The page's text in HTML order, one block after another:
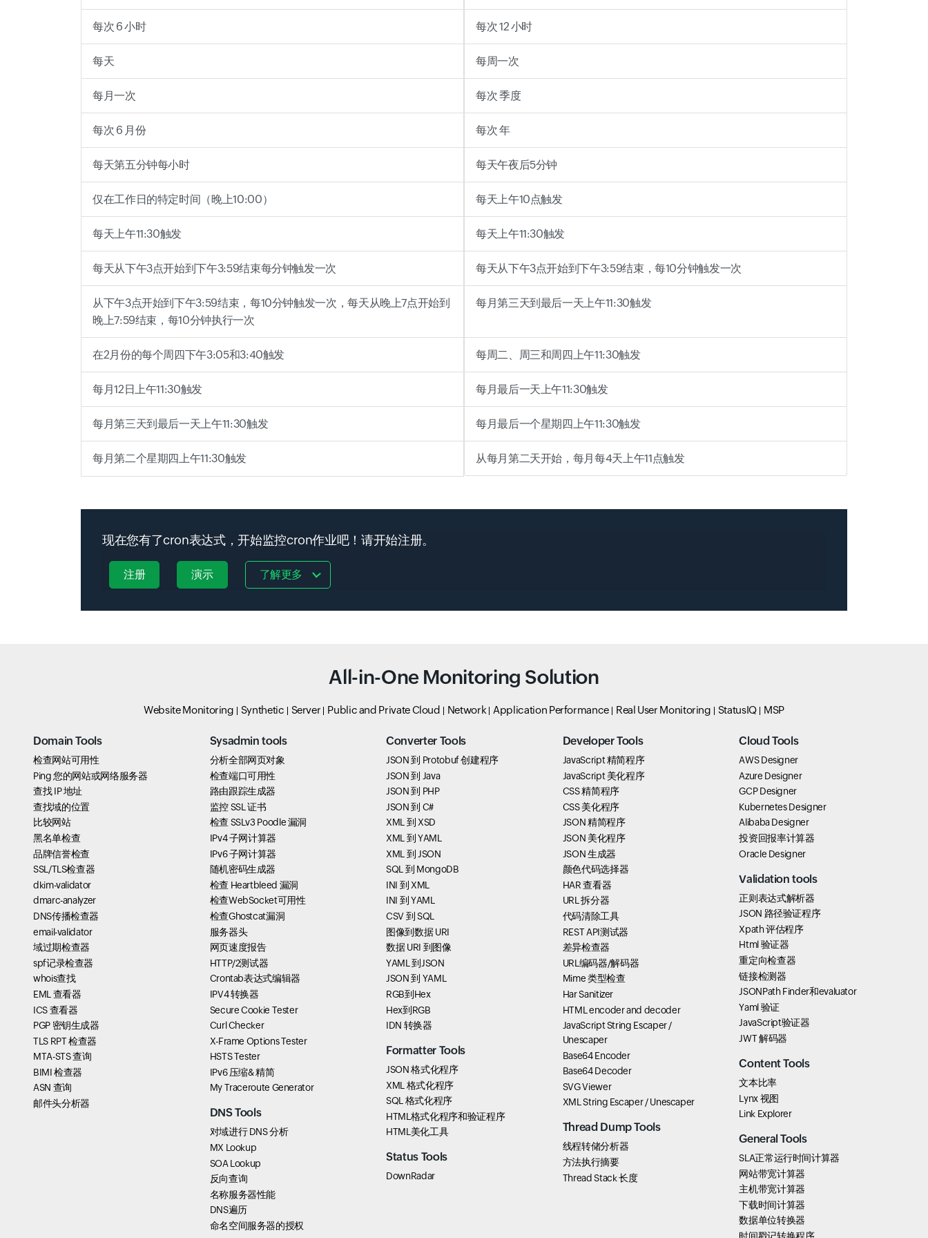
每次 6 小时 每次 12 小时
每天 每周一次
每月一次 每次 季度
每次 6 月份 每次 年
每天第五分钟每小时 每天午夜后5分钟
仅在工作日的特定时间（晚上10:00） 每天上午10点触发
每天上午11:30触发 每天上午11:30触发
每天从下午3点开始到下午3:59结束每分钟触发一次 每天从下午3点开始到下午3:59结束，每10分钟触发一次
从下午3点开始到下午3:59结束，每10分钟触发一次，每天从晚上7点开始到
晚上7:59结束，每10分钟执行一次
每月第三天到最后一天上午11:30触发
在2月份的每个周四下午3:05和3:40触发 每周二、周三和周四上午11:30触发
每月12日上午11:30触发 每月最后一天上午11:30触发
每月第三天到最后一天上午11:30触发 每月最后一个星期四上午11:30触发
每月第二个星期四上午11:30触发 从每月第二天开始，每月每4天上午11点触发
现在您有了cron表达式，开始监控cron作业吧！请开始注册。
注册 演示 了解更多
All-in-One Monitoring Solution
Website Monitoring Synthetic Server Public and Private Cloud Network Application Performance Real User Monitoring StatusIQ MSP
Domain Tools
检查网站可用性
Ping 您的网站或网络服务器
查找 IP 地址
查找域的位置
比较网站
黑名单检查
品牌信誉检查
SSL/TLS检查器
dkim-validator
dmarc-analyzer
DNS传播检查器
email-validator
域过期检查器
spf记录检查器
whois查找
EML 查看器
ICS 查看器
PGP 密钥生成器
TLS RPT 检查器
MTA-STS 查询
BIMI 检查器
ASN 查询
邮件头分析器
Sysadmin tools
分析全部网页对象
检查端口可用性
路由跟踪生成器
监控 SSL 证书
检查 SSLv3 Poodle 漏洞
IPv4 子网计算器
IPv6 子网计算器
随机密码生成器
检查 Heartbleed 漏洞
检查WebSocket可用性
检查Ghostcat漏洞
服务器头
网页速度报告
HTTP/2测试器
Crontab表达式编辑器
IPV4 转换器
Secure Cookie Tester
Curl Checker
X-Frame Options Tester
HSTS Tester
IPv6 压缩& 精简
My Traceroute Generator
DNS Tools
对域进行 DNS 分析
MX Lookup
SOA Lookup
反向查询
名称服务器性能
DNS遍历
命名空间服务器的授权
Converter Tools
JSON 到 Protobuf 创建程序
JSON 到 Java
JSON 到 PHP
JSON 到 C#
XML 到 XSD
XML 到 YAML
XML 到 JSON
SQL 到 MongoDB
INI 到 XML
INI 到 YAML
CSV 到 SQL
图像到数据 URI
数据 URI 到图像
YAML 到JSON
JSON 到 YAML
RGB到Hex
Hex到RGB
IDN 转换器
Formatter Tools
JSON 格式化程序
XML 格式化程序
SQL 格式化程序
HTML格式化程序和验证程序
HTML美化工具
Status Tools
DownRadar
Developer Tools
JavaScript 精简程序
JavaScript 美化程序
CSS 精简程序
CSS 美化程序
JSON 精简程序
JSON 美化程序
JSON 生成器
颜色代码选择器
HAR 查看器
URL 拆分器
代码清除工具
REST API测试器
差异检查器
URL编码器/解码器
Mime 类型检查
Har Sanitizer
HTML encoder and decoder
JavaScript String Escaper /
Unescaper
Base64 Encoder
Base64 Decoder
SVG Viewer
XML String Escaper / Unescaper
Thread Dump Tools
线程转储分析器
方法执行摘要
Thread Stack 长度
Cloud Tools
AWS Designer
Azure Designer
GCP Designer
Kubernetes Designer
Alibaba Designer
投资回报率计算器
Oracle Designer
Validation tools
正则表达式解析器
JSON 路径验证程序
Xpath 评估程序
Html 验证器
重定向检查器
链接检测器
JSONPath Finder和evaluator
Yaml 验证
JavaScript验证器
JWT 解码器
Content Tools
文本比率
Lynx 视图
Link Explorer
General Tools
SLA正常运行时间计算器
网站带宽计算器
主机带宽计算器
下载时间计算器
数据单位转换器